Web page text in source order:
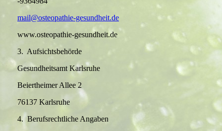
mail@osteopathie-gesundheit.de
www.osteopathie-gesundheit.de
3. Aufsichtsbehörde
Gesundheitsamt Karlsruhe
Beiertheimer Allee 2
76137 Karlsruhe
4. Berufsrechtliche Angaben